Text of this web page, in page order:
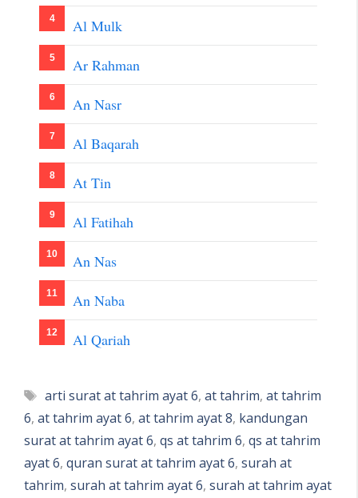
Al Mulk
Ar Rahman
An Nasr
Al Baqarah
At Tin
Al Fatihah
An Nas
An Naba
Al Qariah
Tags
arti surat at tahrim ayat 6, at tahrim, at tahrim
6, at tahrim ayat 6, at tahrim ayat 8, kandungan
surat at tahrim ayat 6, qs at tahrim 6, qs at tahrim
ayat 6, quran surat at tahrim ayat 6, surah at
tahrim, surah at tahrim ayat 6, surah at tahrim ayat